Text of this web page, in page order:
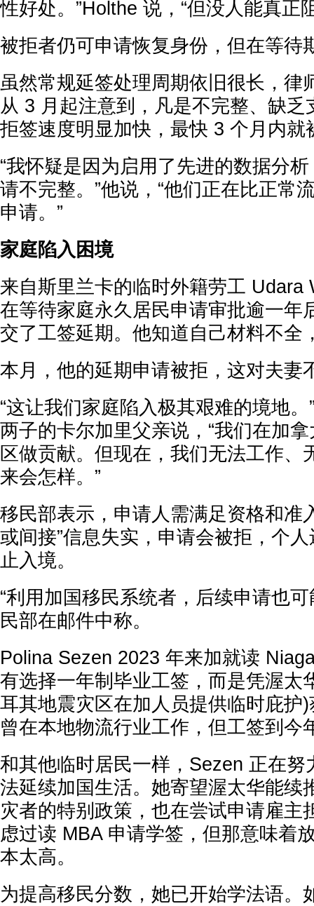
性好处。”Holthe 说，“但没人能真正
被拒者仍可申请恢复身份，但在等待
虽然常规延签处理周期依旧很长，律
从 3 月起注意到，凡是不完整、缺乏
拒签速度明显加快，最快 3 个月内就
“我怀疑是因为启用了先进的数据分
请不完整。”他说，“他们正在比正常
申请。”
家庭陷入困境
来自斯里兰卡的临时外籍劳工 Udara
在等待家庭永久居民申请审批逾一年
交了工签延期。他知道自己材料不全
本月，他的延期申请被拒，这对夫妻
“这让我们家庭陷入极其艰难的境地
两子的卡尔加里父亲说，“我们在加
区做贡献。但现在，我们无法工作、
来会怎样。”
移民部表示，申请人需满足资格和准
或间接”信息失实，申请会被拒，个
止入境。
“利用加国移民系统者，后续申请也
民部在邮件中称。
Polina Sezen 2023 年来加就读
有选择一年制毕业工签，而是凭渥太
耳其地震灾区在加人员提供临时庇护
曾在本地物流行业工作，但工签到今
和其他临时居民一样，Sezen 正在努
法延续加国生活。她寄望渥太华能续
灾者的特别政策，也在尝试申请雇主
虑过读 MBA 申请学签，但那意味着
本太高。
为提高移民分数，她已开始学法语。